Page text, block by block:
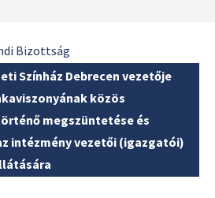
Bizottság
Színház Debrecen vezetője
közös
megszüntetése és
intézmény vezetői (igazgatói)